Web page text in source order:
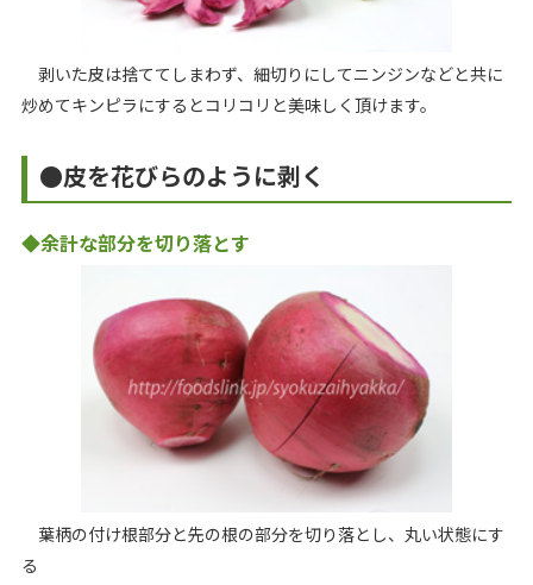
剥いた皮は捨ててしまわず、細切りにしてニンジンなどと共に
炒めてキンピラにするとコリコリと美味しく頂けます。
●皮を花びらのように剥く
◆余計な部分を切り落とす
葉柄の付け根部分と先の根の部分を切り落とし、丸い状態にす
る